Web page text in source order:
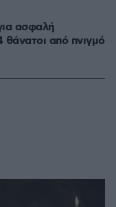
ασφαλή
από πνιγμό